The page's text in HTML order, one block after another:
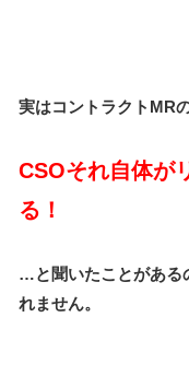
実はコントラクトMR
CSOそれ自体が
る！
…と聞いたことがある
れません。